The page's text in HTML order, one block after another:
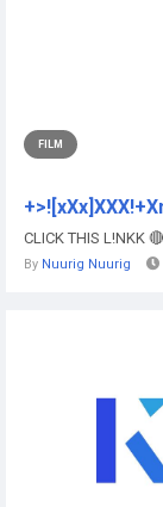
FILM
CLICK THIS L!NKK
By Nuurig Nuurig